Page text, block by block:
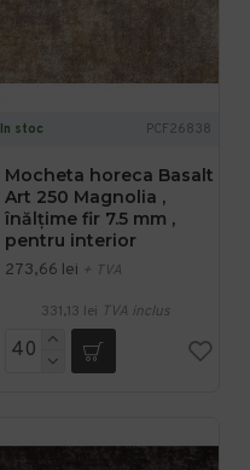
In stoc PCF26838
Mocheta horeca Basalt
Art 250 Magnolia ,
înălțime fir 7.5 mm ,
pentru interior
273,66 lei + TVA
331,13 lei TVA inclus